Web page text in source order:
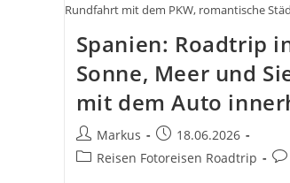
Rundfahrt mit dem PKW, romantische
Spanien: Roadtrip
Sonne, Meer und
mit dem Auto
Beitrags-
Autor:
Markus
Beitrag
veröffentlicht:
18.06.2026
Beitrags-
Reisen Fotoreisen Roadtrip